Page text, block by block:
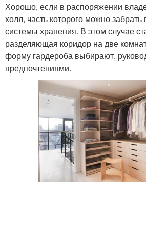
Хорошо, если в распоряжении
холл, часть которого можно забрать
системы хранения. В этом случае
разделяющая коридор на две
форму гардероба выбирают,
предпочтениями.